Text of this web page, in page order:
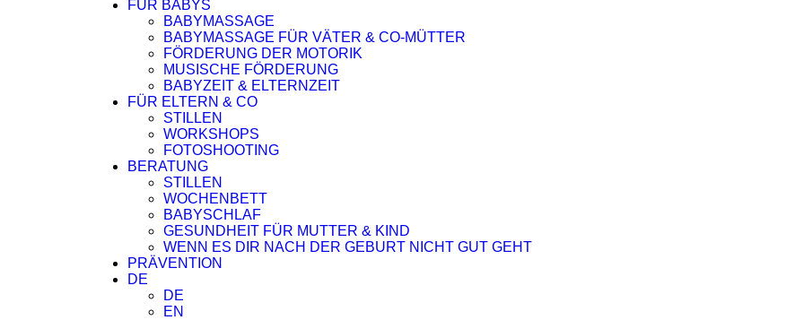
FÜR BABYS
BABYMASSAGE
BABYMASSAGE FÜR VÄTER & CO-MÜTTER
FÖRDERUNG DER MOTORIK
MUSISCHE FÖRDERUNG
BABYZEIT & ELTERNZEIT
FÜR ELTERN & CO
STILLEN
WORKSHOPS
FOTOSHOOTING
BERATUNG
STILLEN
WOCHENBETT
BABYSCHLAF
GESUNDHEIT FÜR MUTTER & KIND
WENN ES DIR NACH DER GEBURT NICHT GUT GEHT
PRÄVENTION
DE
DE
EN